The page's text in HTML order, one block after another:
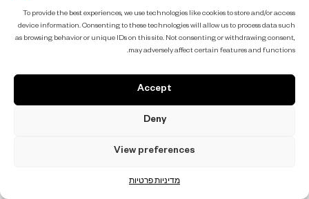
To provide the best experiences, we use technologies like cookies to store and/or access
device information. Consenting to these technologies will allow us to process data such
as browsing behavior or unique IDs on this site. Not consenting or withdrawing consent,
may adversely affect certain features and functions.
Accept
Deny
View preferences
מדיניות פרטיות
הירשמו לניוזלטר